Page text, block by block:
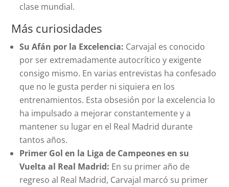
clase mundial.
Más curiosidades
Su Afán por la Excelencia: Carvajal es conocido
por ser extremadamente autocrítico y exigente
consigo mismo. En varias entrevistas ha confesado
que no le gusta perder ni siquiera en los
entrenamientos. Esta obsesión por la excelencia lo
ha impulsado a mejorar constantemente y a
mantener su lugar en el Real Madrid durante
tantos años.
Primer Gol en la Liga de Campeones en su
Vuelta al Real Madrid: En su primer año de
regreso al Real Madrid, Carvajal marcó su primer